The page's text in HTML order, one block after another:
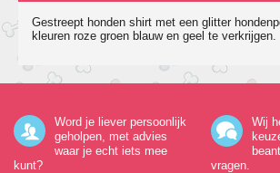
Gestreept honden shirt met een glitter
kleuren roze groen blauw en geel te verkrijgen.
Word je liever persoonlijk
geholpen, met advies
waar je echt iets mee
kunt?
Wij
vragen.